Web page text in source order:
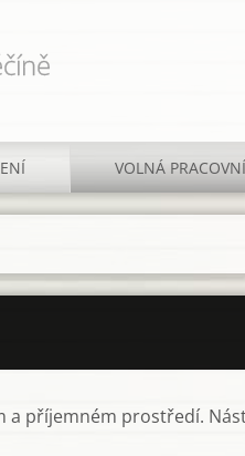
VOLNÁ
a příjemném prostředí.